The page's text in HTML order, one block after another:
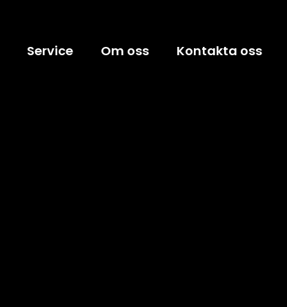
Service Om oss Kontakta oss